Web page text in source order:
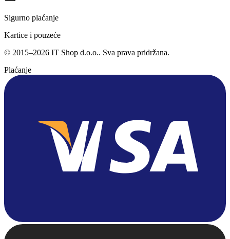
Sigurno plaćanje
Kartice i pouzeće
© 2015–2026 IT Shop d.o.o.. Sva prava pridržana.
Plaćanje